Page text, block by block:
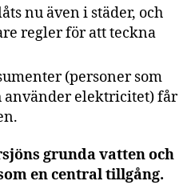
nu även i städer, och
regler för att teckna
(personer som
använder elektricitet) får
grunda vatten och
en central tillgång.